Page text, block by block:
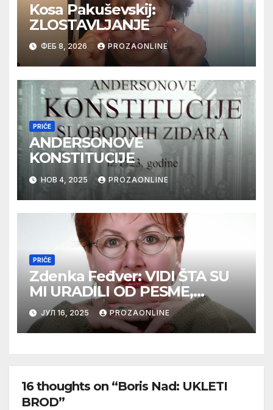
Kosa Pakuševskij:
ZLOSTAVLJANJE
ФЕБ 8, 2026 PROZAONLINE
PRIČE
ANDERSONOVE
KONSTITUCIJE
НОВ 4, 2025 PROZAONLINE
PRIČE
Zdenka Feđver: VIDI ŠTA SU
MI URADILI OD PESME,
MAMA*
ЈУЛ 16, 2025 PROZAONLINE
16 thoughts on “Boris Nad: UKLETI
BROD”